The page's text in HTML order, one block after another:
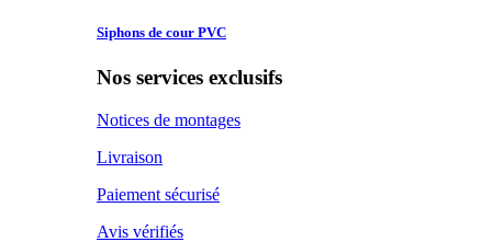
Siphons de cour PVC
Nos services exclusifs
Notices de montages
Livraison
Paiement sécurisé
Avis vérifiés